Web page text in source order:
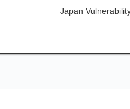
Japan